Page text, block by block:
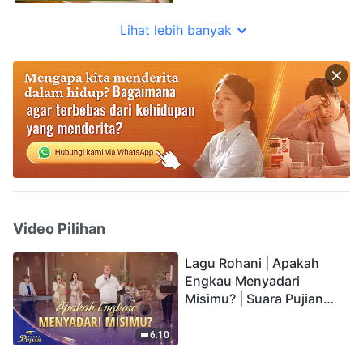
Lihat lebih banyak
Video Pilihan
6:10
Lagu Rohani | Apakah
Engkau Menyadari
Misimu? | Suara Pujian